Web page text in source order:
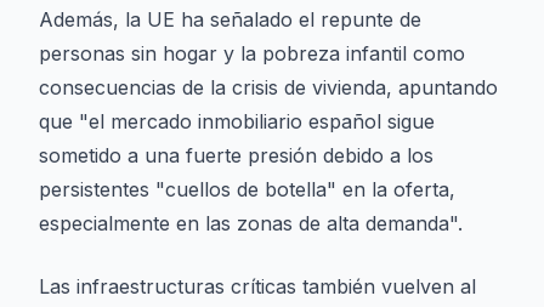
Además, la UE ha señalado el repunte de
personas sin hogar y la pobreza infantil como
consecuencias de la crisis de vivienda, apuntando
que "el mercado inmobiliario español sigue
sometido a una fuerte presión debido a los
persistentes "cuellos de botella" en la oferta,
especialmente en las zonas de alta demanda".
Las infraestructuras críticas también vuelven al